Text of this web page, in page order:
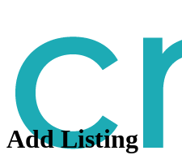
Add Listing